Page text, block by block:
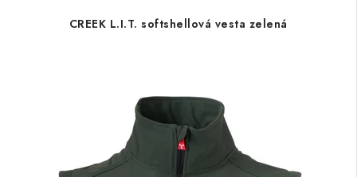
CREEK L.I.T. softshellová vesta zelená